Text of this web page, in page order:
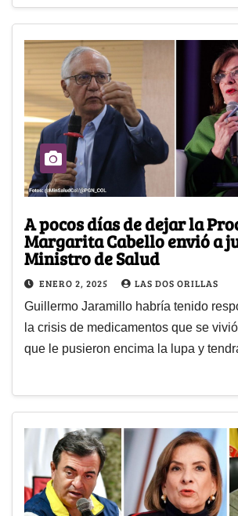
A pocos días de dejar la
Margarita Cabello envió a
Ministro de Salud
ENERO 2, 2025 LAS DOS ORILLAS
Guillermo Jaramillo habría tenido
la crisis de medicamentos que se
que le pusieron encima la lupa y